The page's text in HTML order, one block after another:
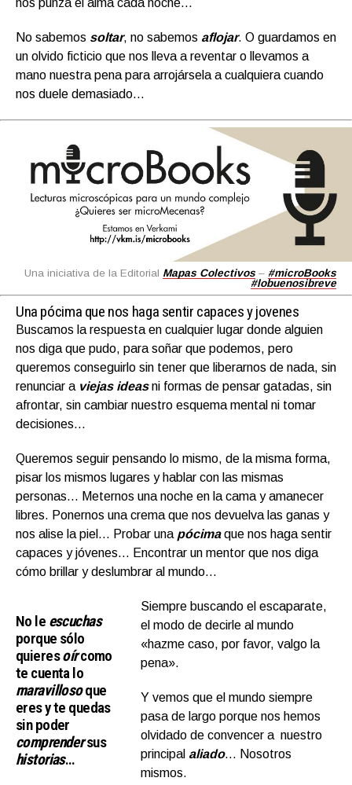
nos punza el alma cada noche…
No sabemos soltar, no sabemos aflojar. O guardamos en
un olvido ficticio que nos lleva a reventar o llevamos a
mano nuestra pena para arrojársela a cualquiera cuando
nos duele demasiado…
Una iniciativa de la Editorial Mapas Colectivos – #microBooks
#lobuenosibreve
Una pócima que nos haga sentir capaces y jovenes
Buscamos la respuesta en cualquier lugar donde alguien
nos diga que pudo, para soñar que podemos, pero
queremos conseguirlo sin tener que liberarnos de nada, sin
renunciar a viejas ideasni formas de pensar gatadas, sin
afrontar, sin cambiar nuestro esquema mental ni tomar
decisiones…
Queremos seguir pensando lo mismo, de la misma forma,
pisar los mismos lugares y hablar con las mismas
personas… Meternos una noche en la cama y amanecer
libres. Ponernos una crema que nos devuelva las ganas y
nos alise la piel… Probar una pócimaque nos haga sentir
capaces y jóvenes… Encontrar un mentor que nos diga
cómo brillar y deslumbrar al mundo…
No le escuchas
porque sólo
quieresoírcomo
te cuenta lo
maravillosoque
eres y te quedas
sin poder
comprendersus
historias…
Siempre buscando el escaparate,
el modo de decirle al mundo
«hazme caso, por favor, valgo la
pena».
Y vemos que el mundo siempre
pasa de largo porque nos hemos
olvidado de convencer a nuestro
principal aliado… Nosotros
mismos.